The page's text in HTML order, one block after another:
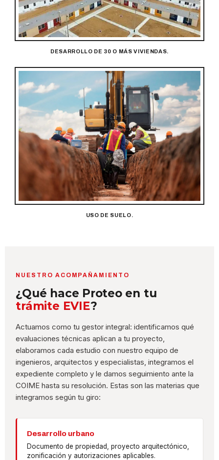
DESARROLLO DE 30 O MÁS VIVIENDAS.
USO DE SUELO.
NUESTRO ACOMPAÑAMIENTO
¿Qué hace Proteo en tu
trámite EVIE?
Actuamos como tu gestor integral: identificamos qué
evaluaciones técnicas aplican a tu proyecto,
elaboramos cada estudio con nuestro equipo de
ingenieros, arquitectos y especialistas, integramos el
expediente completo y le damos seguimiento ante la
COIME hasta su resolución. Estas son las materias que
integramos según tu giro:
Desarrollo urbano
Documento de propiedad, proyecto arquitectónico,
zonificación y autorizaciones aplicables.